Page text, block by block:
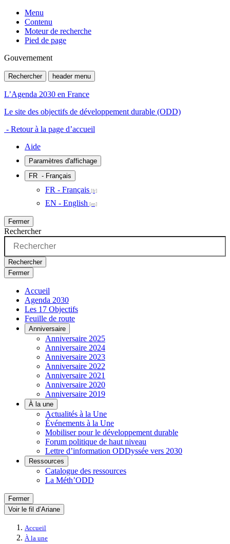
Menu
Contenu
Moteur de recherche
Pied de page
Gouvernement
Rechercher header menu
L’Agenda 2030 en France
Le site des objectifs de développement durable (ODD)
- Retour à la page d’accueil
Aide
Paramètres d'affichage
FR - Français
FR - Français
EN - English
Fermer
Rechercher
Rechercher
Fermer
Accueil
Agenda 2030
Les 17 Objectifs
Feuille de route
Anniversaire
Anniversaire 2025
Anniversaire 2024
Anniversaire 2023
Anniversaire 2022
Anniversaire 2021
Anniversaire 2020
Anniversaire 2019
À la une
Actualités à la Une
Événements à la Une
Mobiliser pour le développement durable
Forum politique de haut niveau
Lettre d’information ODDyssée vers 2030
Ressources
Catalogue des ressources
La Méth’ODD
Fermer
Voir le fil d’Ariane
Accueil
À la une